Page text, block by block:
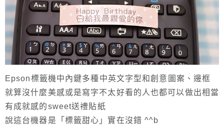
Epson標籤機中內鍵多種中英文字型和創意圖案、邊框
就算沒什麼美感或是寫字不太好看的人也都可以做出相當
有成就感的sweet送禮貼紙
說這台機器是「標籤甜心」實在沒錯 ^^b